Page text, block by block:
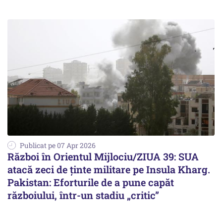
Publicat pe 07 Apr 2026
Război în Orientul Mijlociu/ZIUA 39: SUA
atacă zeci de ținte militare pe Insula Kharg.
Pakistan: Eforturile de a pune capăt
războiului, într-un stadiu „critic”